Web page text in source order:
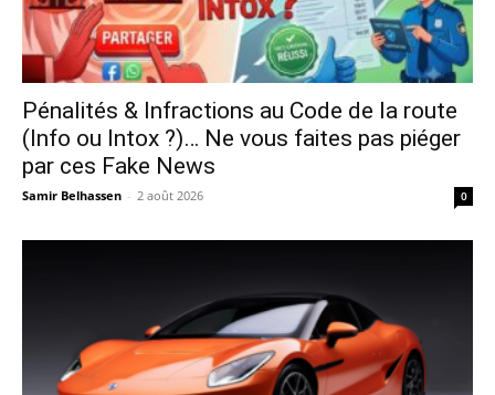
Pénalités & Infractions au Code de la route
(Info ou Intox ?)… Ne vous faites pas piéger
par ces Fake News
Samir Belhassen - 2 août 2026 0